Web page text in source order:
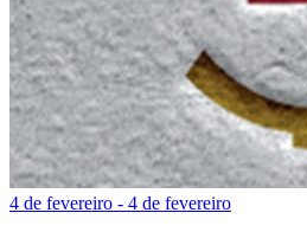
4 de fevereiro - 4 de fevereiro